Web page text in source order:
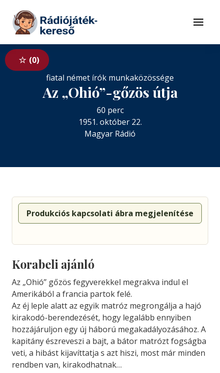
Tovább a tartalomhoz
Menü
0
fiatal német írók munkaközössége
Az „Ohió”-gőzös útja
60 perc
1951. október 22.
Magyar Rádió
Produkciós kapcsolati ábra megjelenítése
Korabeli ajánló
Az „Ohió” gőzös fegyverekkel megrakva indul el
Amerikából a francia partok felé.
Az éj leple alatt az egyik matróz megrongálja a hajó
kirakodó-berendezését, hogy legalább ennyiben
hozzájáruljon egy új háború megakadályozásához. A
kapitány észreveszi a bajt, a bátor matrózt fogságba
veti, a hibást kijavíttatja s azt hiszi, most már minden
rendben van, kirakodhatnak…